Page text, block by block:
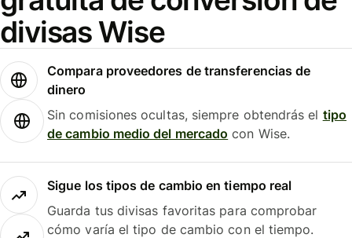
divisas Wise
Compara proveedores de transferencias de
dinero
Sin comisiones ocultas, siempre obtendrás el tipo
de cambio medio del mercado con Wise.
Sigue los tipos de cambio en tiempo real
Guarda tus divisas favoritas para comprobar
cómo varía el tipo de cambio con el tiempo.